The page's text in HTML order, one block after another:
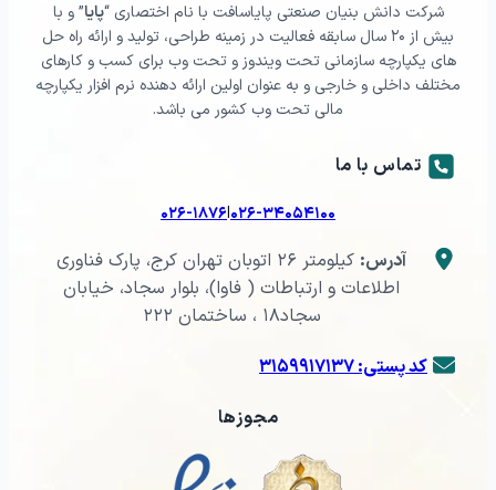
شرکت دانش بنیان صنعتی پایاسافت با نام اختصاری “پایا” و با
بیش از ۲۰ سال سابقه فعالیت در زمینه طراحی، تولید و ارائه راه حل
های یکپارچه سازمانی تحت ویندوز و تحت وب برای کسب و کارهای
مختلف داخلی و خارجی و به عنوان اولین ارائه دهنده نرم افزار یکپارچه
مالی تحت وب کشور می باشد.
تماس با ما
۰۲۶-۳۴۰۵۴۱۰۰|۰۲۶-۱۸۷۶
آدرس:
کیلومتر ۲۶ اتوبان تهران کرج، پارک فناوری
اطلاعات و ارتباطات ( فاوا)، بلوار سجاد، خیابان
سجاد۱۸ ، ساختمان ۲۲۲
کد پستی: ۳۱۵۹۹۱۷۱۳۷
مجوزها